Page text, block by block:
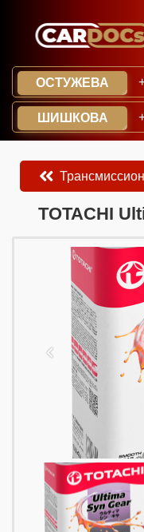
ОСТУЖЕВА
ШИШКОВА
​​​​TOTACHI